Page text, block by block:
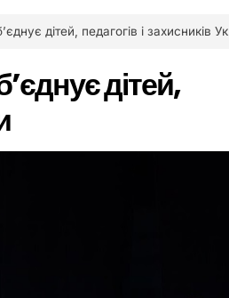
дітей, педагогів і захисників України
дітей,